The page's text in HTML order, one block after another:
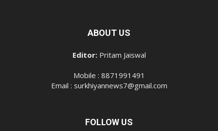
ABOUT US
Editor:Pritam Jaiswal
Mobile : 8871991491
Email : surkhiyannews7@gmail.com
FOLLOW US